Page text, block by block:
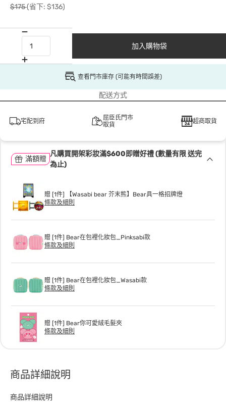
$175(省下: $136)
加入購物袋
查看門市庫存 (可能有時間誤差)
配送方式
宅配到府
屈臣氏門市
取貨
超商取貨
滿額贈
凡購買開架彩妝滿$600即贈好禮 (數量有限 送完
為止)
贈 [1件] 【Wasabi bear 芥末熊】Bear具一格招牌燈
條款及細則
贈 [1件] Bear在包裡化妝包_Pinksabi款
條款及細則
贈 [1件] Bear在包裡化妝包_Wasabi款
條款及細則
贈 [1件] Bear你可愛絨毛髮夾
條款及細則
商品詳細說明
商品詳細說明